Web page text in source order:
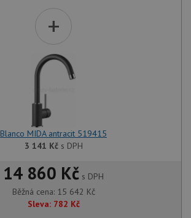
+
Blanco MIDA antracit 519415
3 141 Kčs DPH
14 860 Kč s DPH
Běžná cena: 15 642 Kč
Sleva: 782 Kč